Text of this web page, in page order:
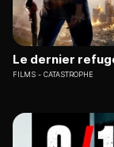
Le dernier
FILMS CATASTROPHE